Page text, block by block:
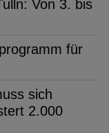
Von 3. bis
für
sich
2.000